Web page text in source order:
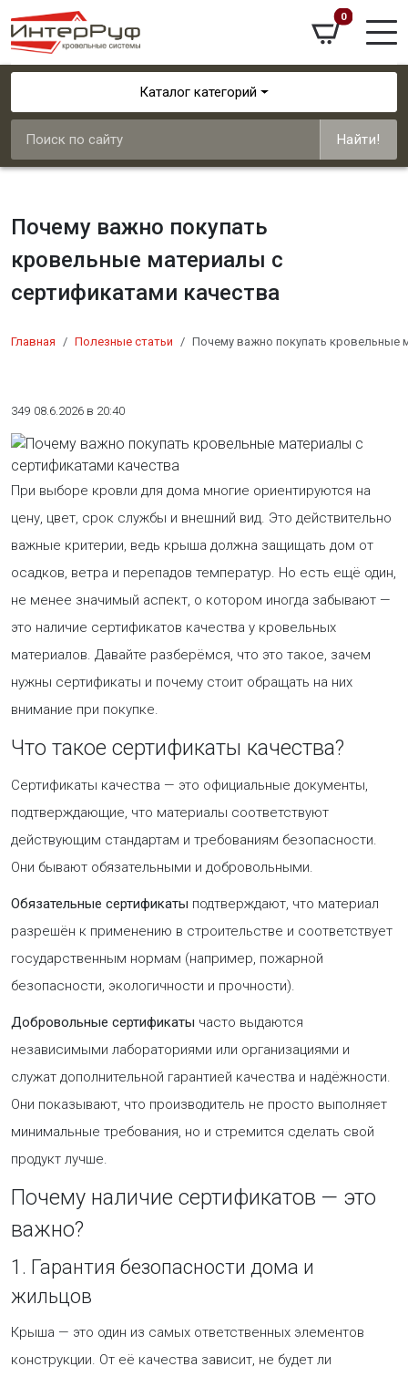
0
Каталог категорий
Найти!
Почему важно покупать
кровельные материалы с
сертификатами качества
Главная Полезные статьи Почему важно покупать кровельные
349 08.6.2026 в 20:40
При выборе кровли для дома многие ориентируются на
цену, цвет, срок службы и внешний вид. Это действительно
важные критерии, ведь крыша должна защищать дом от
осадков, ветра и перепадов температур. Но есть ещё один,
не менее значимый аспект, о котором иногда забывают —
это наличие сертификатов качества у кровельных
материалов. Давайте разберёмся, что это такое, зачем
нужны сертификаты и почему стоит обращать на них
внимание при покупке.
Что такое сертификаты качества?
Сертификаты качества — это официальные документы,
подтверждающие, что материалы соответствуют
действующим стандартам и требованиям безопасности.
Они бывают обязательными и добровольными.
Обязательные сертификаты подтверждают, что материал
разрешён к применению в строительстве и соответствует
государственным нормам (например, пожарной
безопасности, экологичности и прочности).
Добровольные сертификаты часто выдаются
независимыми лабораториями или организациями и
служат дополнительной гарантией качества и надёжности.
Они показывают, что производитель не просто выполняет
минимальные требования, но и стремится сделать свой
продукт лучше.
Почему наличие сертификатов — это
важно?
1. Гарантия безопасности дома и
жильцов
Крыша — это один из самых ответственных элементов
конструкции. От её качества зависит, не будет ли